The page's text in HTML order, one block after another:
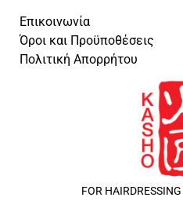
Επικοινωνία
Όροι και Προϋποθέσεις
Πολιτική Απορρήτου
FOR